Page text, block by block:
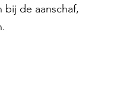
de aanschaf,